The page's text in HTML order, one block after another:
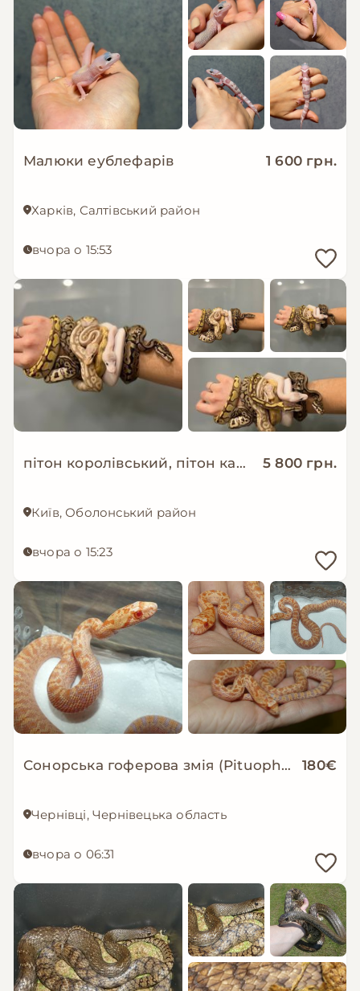
Малюки еублефарів 1 600 грн.
Харків, Салтівський район
вчора о 15:53
пітон королівський, пітон карликовий різні морфи 5 800 грн.
Київ, Оболонський район
вчора о 15:23
Сонорська гоферова змія (Pituophis catenifer affinis) 180€
Чернівці, Чернівецька область
вчора о 06:31